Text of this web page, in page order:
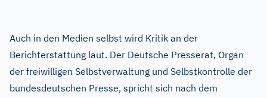
Auch in den Medien selbst wird Kritik an der
Berichterstattung laut. Der Deutsche Presserat, Organ
der freiwilligen Selbstverwaltung und Selbstkontrolle der
bundesdeutschen Presse, spricht sich nach dem